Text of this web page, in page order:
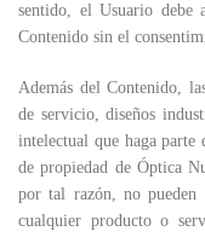
sentido, el Usuario debe
Contenido sin el
Además del Contenido,
de servicio, diseños
intelectual que haga
de propiedad de Óptica
por tal razón, no pueden
cualquier producto o